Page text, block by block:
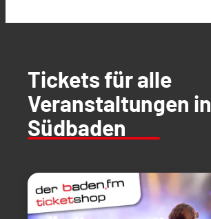
Tickets für alle
Veranstaltungen in
Südbaden